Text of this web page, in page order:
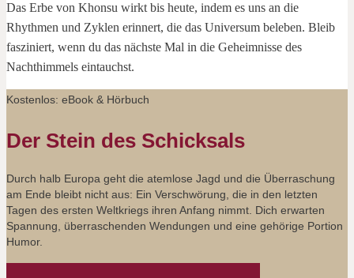
Das Erbe von Khonsu wirkt bis heute, indem es uns an die
Rhythmen und Zyklen erinnert, die das Universum beleben. Bleib
fasziniert, wenn du das nächste Mal in die Geheimnisse des
Nachthimmels eintauchst.
Kostenlos: eBook & Hörbuch
Der Stein des Schicksals
Durch halb Europa geht die atemlose Jagd und die Überraschung
am Ende bleibt nicht aus: Ein Verschwörung, die in den letzten
Tagen des ersten Weltkriegs ihren Anfang nimmt. Dich erwarten
Spannung, überraschenden Wendungen und eine gehörige Portion
Humor.